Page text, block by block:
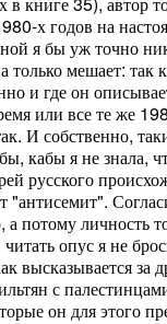
х годов на
я бы уж точно
мешает: так
и где он
или все те же
И собственно,
кабы я не знала,
русского
"антисемит".
а потому личность
читать опус я не
высказывается за
с
он для этого